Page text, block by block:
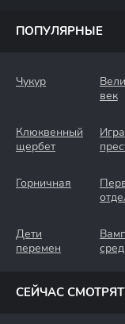
ПОПУЛЯРНЫЕ
Чукур
век
Клюквенный
щербет
Игра
Горничная
Дети
перемен
СЕЙЧАС СМОТРЯТ